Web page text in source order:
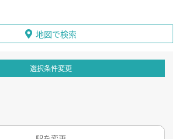
地図で検索
選択条件変更